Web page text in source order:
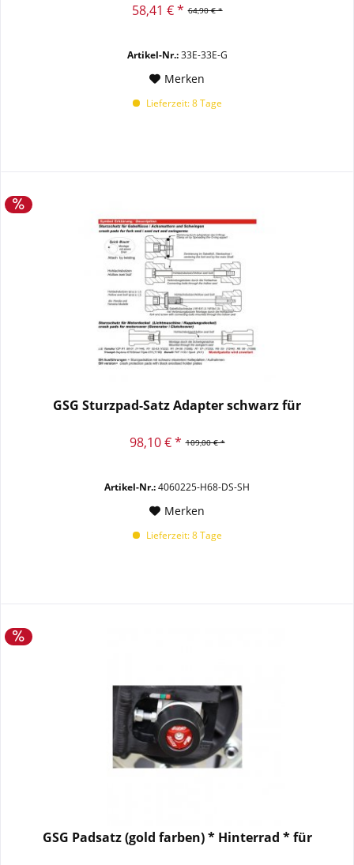
64,90 € *
58,41 € *
Artikel-Nr.:33E-33E-G
Merken
Lieferzeit: 8 Tage
GSG Sturzpad-Satz Adapter schwarz für
109,00 € *
98,10 € *
Artikel-Nr.:4060225-H68-DS-SH
Merken
Lieferzeit: 8 Tage
GSG Padsatz (gold farben) * Hinterrad * für